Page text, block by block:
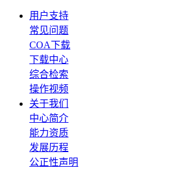
用户支持
常见问题
COA下载
下载中心
综合检索
操作视频
关于我们
中心简介
能力资质
发展历程
公正性声明